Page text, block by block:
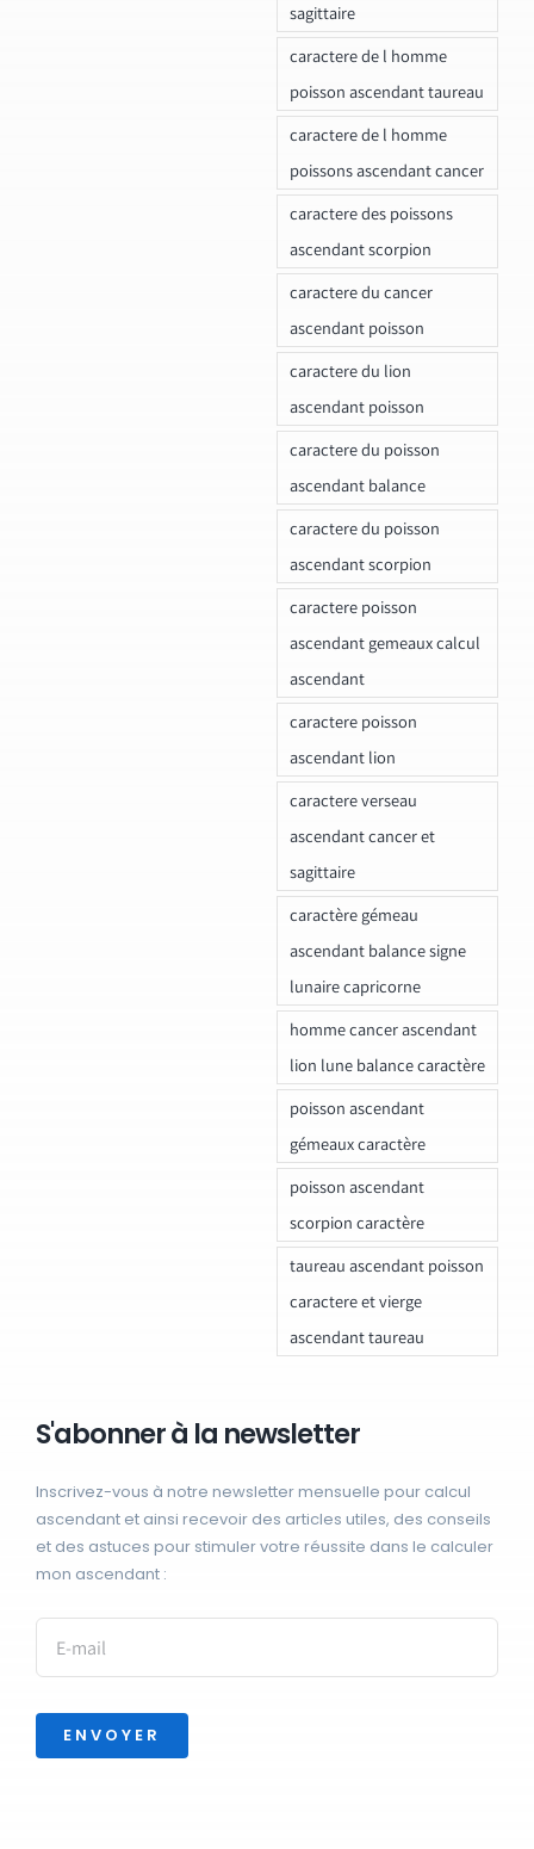
sagittaire
caractere de l homme
poisson ascendant taureau
caractere de l homme
poissons ascendant cancer
caractere des poissons
ascendant scorpion
caractere du cancer
ascendant poisson
caractere du lion
ascendant poisson
caractere du poisson
ascendant balance
caractere du poisson
ascendant scorpion
caractere poisson
ascendant gemeaux calcul
ascendant
caractere poisson
ascendant lion
caractere verseau
ascendant cancer et
sagittaire
caractère gémeau
ascendant balance signe
lunaire capricorne
homme cancer ascendant
lion lune balance caractère
poisson ascendant
gémeaux caractère
poisson ascendant
scorpion caractère
taureau ascendant poisson
caractere et vierge
ascendant taureau
S'abonner à la newsletter
Inscrivez-vous à notre newsletter mensuelle pour calcul
ascendant et ainsi recevoir des articles utiles, des conseils
et des astuces pour stimuler votre réussite dans le calculer
mon ascendant :
ENVOYER